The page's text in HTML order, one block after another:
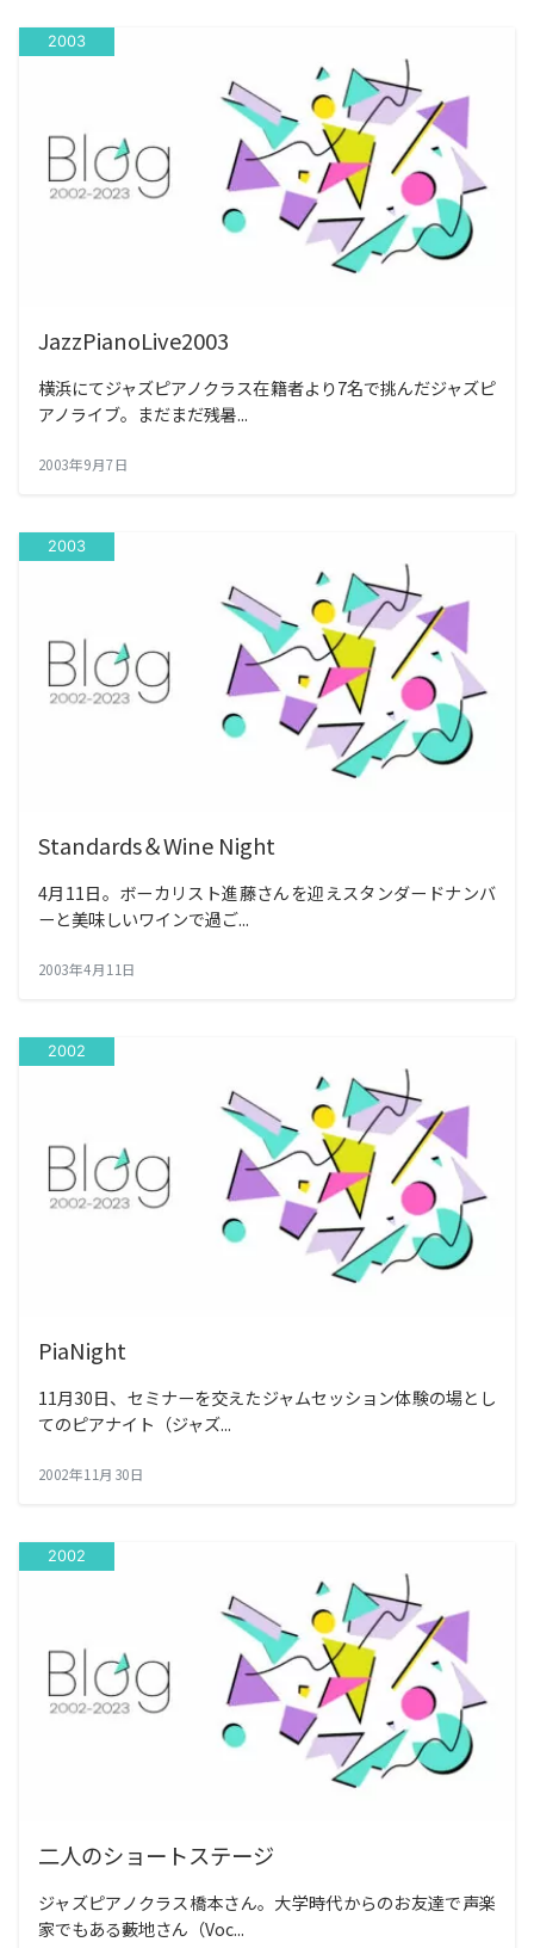
2003
JazzPianoLive2003
横浜にてジャズピアノクラス在籍者より7名で挑んだジャズピ
アノライブ。まだまだ残暑...
2003年9月7日
2003
Standards＆Wine Night
4月11日。ボーカリスト進藤さんを迎えスタンダードナンバ
ーと美味しいワインで過ご...
2003年4月11日
2002
PiaNight
11月30日、セミナーを交えたジャムセッション体験の場とし
てのピアナイト（ジャズ...
2002年11月30日
2002
二人のショートステージ
ジャズピアノクラス橋本さん。大学時代からのお友達で声楽
家でもある藪地さん（Voc...